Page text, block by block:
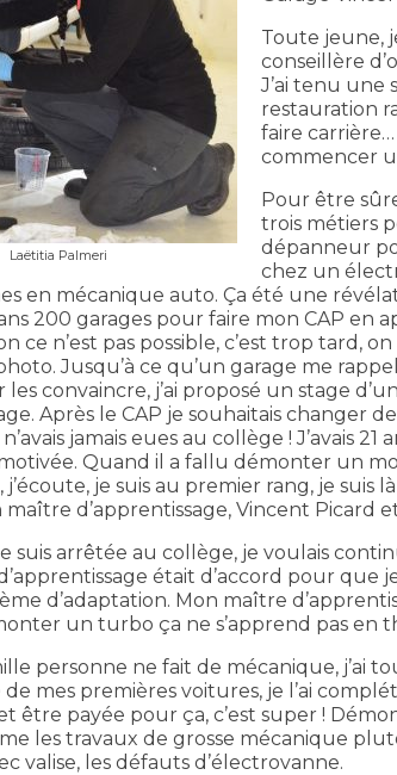
Laëtitia Palmeri
Toute jeune,
conseillère
J’ai tenu une
restauration
faire
commencer
Pour être
trois métiers
dépanneur
chez un
en mécanique auto. Ça été une
200 garages pour faire mon CAP en
ce n’est pas possible, c’est trop tard,
Jusqu’à ce qu’un garage me
convaincre, j’ai proposé un stage
Après le CAP je souhaitais changer
jamais eues au collège ! J’avais
Quand il a fallu démonter un
je suis au premier rang, je suis
d’apprentissage, Vincent Picard
suis arrêtée au collège, je voulais
était d’accord pour que
d’adaptation. Mon maître
un turbo ça ne s’apprend pas en
personne ne fait de mécanique, j’ai
mes premières voitures, je l’ai
être payée pour ça, c’est super !
les travaux de grosse mécanique
valise, les défauts d’électrovanne.